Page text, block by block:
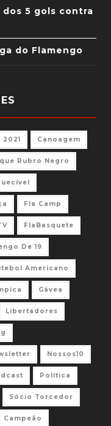
dos 5 gols contra
do Flamengo
Canoagem
Rubro Negro
Fla Camp
FlaBasquete
De 19
Americano
Gávea
Libertadores
Nossos10
Política
Sócio Torcedor
Campeão